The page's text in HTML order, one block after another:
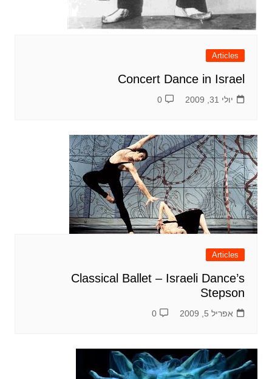
Articles
Concert Dance in Israel
יולי 31, 2009 0
Articles
Classical Ballet – Israeli Dance’s
Stepson
אפריל 5, 2009 0